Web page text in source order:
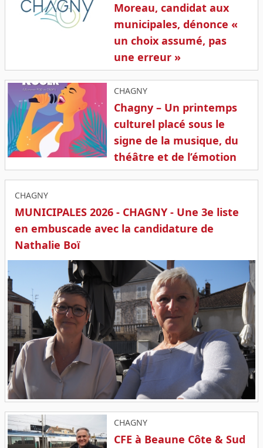
Moreau, candidat aux
municipales, dénonce «
un choix assumé, pas
une erreur »
CHAGNY
Chagny – Un printemps
culturel placé sous le
signe de la musique, du
théâtre et de l’émotion
CHAGNY
MUNICIPALES 2026 - CHAGNY - Une 3e liste
en embuscade avec la candidature de
Nathalie Boï
CHAGNY
CFE à Beaune Côte & Sud